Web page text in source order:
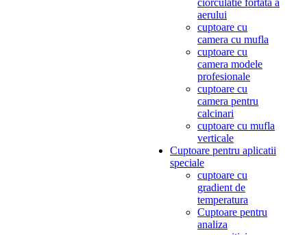
ciorculatie fortata a
aerului
cuptoare cu
camera cu mufla
cuptoare cu
camera modele
profesionale
cuptoare cu
camera pentru
calcinari
cuptoare cu mufla
verticale
Cuptoare pentru aplicatii
speciale
cuptoare cu
gradient de
temperatura
Cuptoare pentru
analiza